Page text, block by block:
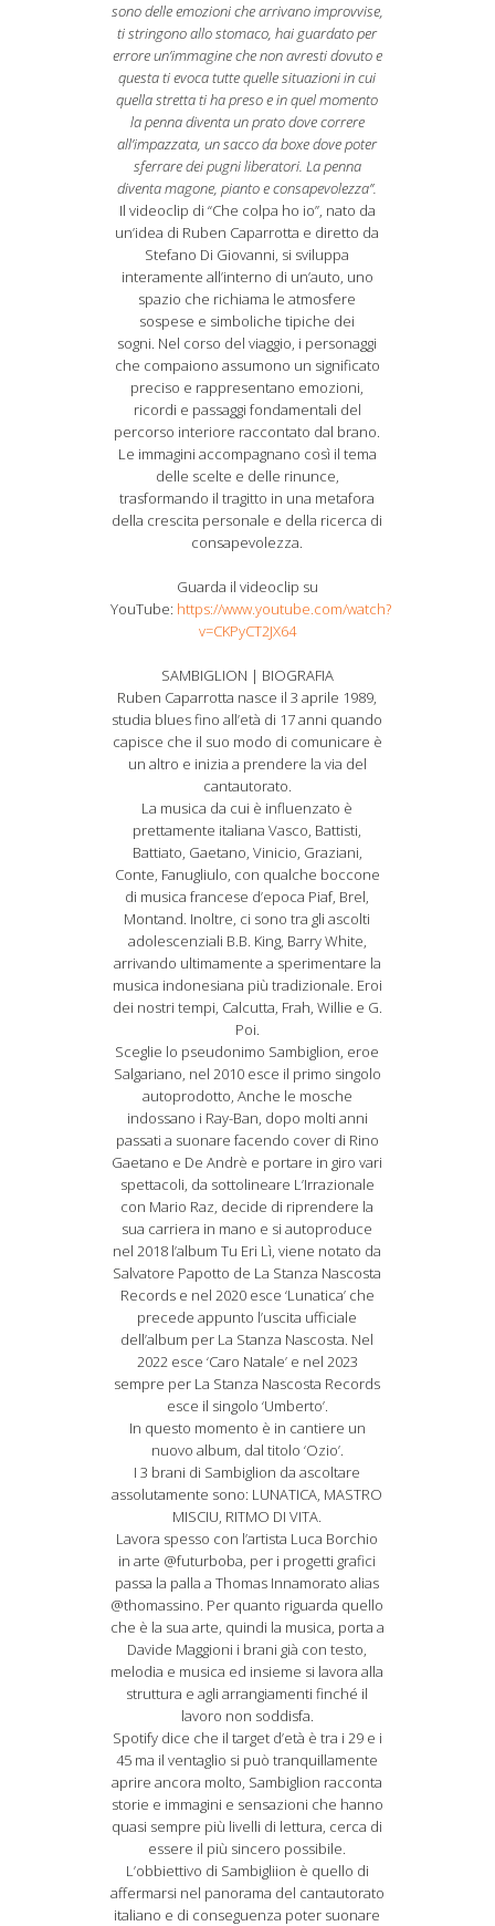
sono delle emozioni che arrivano improvvise,
ti stringono allo stomaco, hai guardato per
errore un’immagine che non avresti dovuto e
questa ti evoca tutte quelle situazioni in cui
quella stretta ti ha preso e in quel momento
la penna diventa un prato dove correre
all’impazzata, un sacco da boxe dove poter
sferrare dei pugni liberatori. La penna
diventa magone, pianto e consapevolezza”.
Il videoclip di “Che colpa ho io”, nato da
un’idea di Ruben Caparrotta e diretto da
Stefano Di Giovanni, si sviluppa
interamente all’interno di un’auto, uno
spazio che richiama le atmosfere
sospese e simboliche tipiche dei
sogni. Nel corso del viaggio, i personaggi
che compaiono assumono un significato
preciso e rappresentano emozioni,
ricordi e passaggi fondamentali del
percorso interiore raccontato dal brano.
Le immagini accompagnano così il tema
delle scelte e delle rinunce,
trasformando il tragitto in una metafora
della crescita personale e della ricerca di
consapevolezza.
Guarda il videoclip su
YouTube: https://www.youtube.com/watch?
v=CKPyCT2JX64
SAMBIGLION | BIOGRAFIA
Ruben Caparrotta nasce il 3 aprile 1989,
studia blues fino all’età di 17 anni quando
capisce che il suo modo di comunicare è
un altro e inizia a prendere la via del
cantautorato.
La musica da cui è influenzato è
prettamente italiana Vasco, Battisti,
Battiato, Gaetano, Vinicio, Graziani,
Conte, Fanugliulo, con qualche boccone
di musica francese d’epoca Piaf, Brel,
Montand. Inoltre, ci sono tra gli ascolti
adolescenziali B.B. King, Barry White,
arrivando ultimamente a sperimentare la
musica indonesiana più tradizionale. Eroi
dei nostri tempi, Calcutta, Frah, Willie e G.
Poi.
Sceglie lo pseudonimo Sambiglion, eroe
Salgariano, nel 2010 esce il primo singolo
autoprodotto, Anche le mosche
indossano i Ray-Ban, dopo molti anni
passati a suonare facendo cover di Rino
Gaetano e De Andrè e portare in giro vari
spettacoli, da sottolineare L’Irrazionale
con Mario Raz, decide di riprendere la
sua carriera in mano e si autoproduce
nel 2018 l’album Tu Eri Lì, viene notato da
Salvatore Papotto de La Stanza Nascosta
Records e nel 2020 esce ‘Lunatica’ che
precede appunto l’uscita ufficiale
dell’album per La Stanza Nascosta. Nel
2022 esce ‘Caro Natale’ e nel 2023
sempre per La Stanza Nascosta Records
esce il singolo ‘Umberto’.
In questo momento è in cantiere un
nuovo album, dal titolo ‘Ozio’.
I 3 brani di Sambiglion da ascoltare
assolutamente sono: LUNATICA, MASTRO
MISCIU, RITMO DI VITA.
Lavora spesso con l’artista Luca Borchio
in arte @futurboba, per i progetti grafici
passa la palla a Thomas Innamorato alias
@thomassino. Per quanto riguarda quello
che è la sua arte, quindi la musica, porta a
Davide Maggioni i brani già con testo,
melodia e musica ed insieme si lavora alla
struttura e agli arrangiamenti finché il
lavoro non soddisfa.
Spotify dice che il target d’età è tra i 29 e i
45 ma il ventaglio si può tranquillamente
aprire ancora molto, Sambiglion racconta
storie e immagini e sensazioni che hanno
quasi sempre più livelli di lettura, cerca di
essere il più sincero possibile.
L’obbiettivo di Sambigliion è quello di
affermarsi nel panorama del cantautorato
italiano e di conseguenza poter suonare